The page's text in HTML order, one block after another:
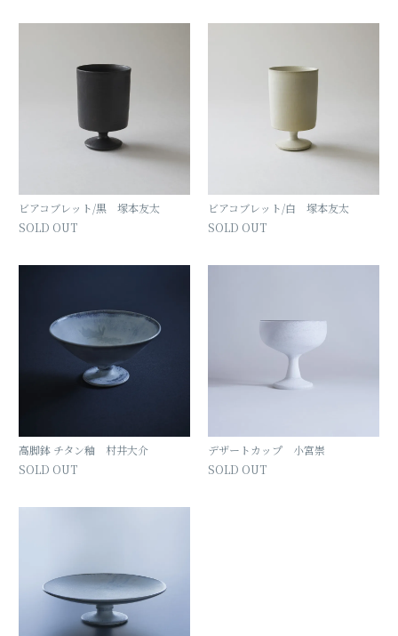
ビアコブレット/黒 塚本友太
SOLD OUT
ビアコブレット/白 塚本友太
SOLD OUT
高脚鉢 チタン釉 村井大介
SOLD OUT
デザートカップ 小宮崇
SOLD OUT